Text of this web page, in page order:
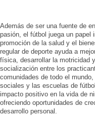
Además de ser una fuente de
pasión, el fútbol juega un papel
promoción de la salud y el
regular de deporte ayuda a
física, desarrollar la motricidad
socialización entre los
comunidades de todo el
sociales y las escuelas de
impacto positivo en la vida de
ofreciendo oportunidades de
desarrollo personal.